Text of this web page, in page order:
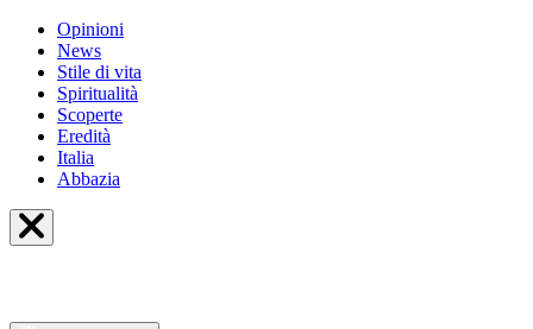
Opinioni
News
Stile di vita
Spiritualità
Scoperte
Eredità
Italia
Abbazia